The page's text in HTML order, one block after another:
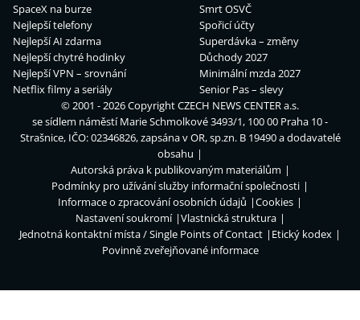
SpaceX na burze
Nejlepší telefony
Nejlepší AI zdarma
Nejlepší chytré hodinky
Nejlepší VPN – srovnání
Netflix filmy a seriály
Smrt OSVČ
Spořicí účty
Superdávka – změny
Důchody 2027
Minimální mzda 2027
Senior Pas – slevy
© 2001 - 2026 CopyrightCZECH NEWS CENTER a.s.
se sídlem náměstí Marie Schmolkové 3493/1, 100 00 Praha 10 -
Strašnice, IČO: 02346826, zapsána v OR, sp.zn. B 19490 a dodavatelé
obsahu
Autorská práva k publikovaným materiálům
Podmínky pro užívání služby informační společnosti
Informace o zpracování osobních údajů
Cookies
Nastavení soukromí
Vlastnická struktura
Jednotná kontaktní místa / Single Points of Contact
Etický kodex
Povinně zveřejňované informace